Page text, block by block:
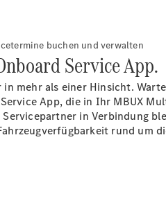
buchen und verwalten
ServiceApp.
in mehr als einer Hinsicht.
App, die in Ihr MBUX
in Verbindung
rund um